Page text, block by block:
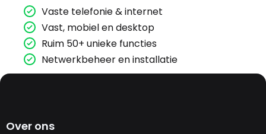
Vaste telefonie & internet
Vast, mobiel en desktop
Ruim 50+ unieke functies
Netwerkbeheer en installatie
Over ons